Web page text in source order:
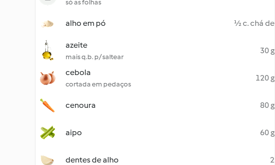
só as folhas
alho em pó ½ c. chá de
azeite
mais q.b. p/ saltear
30 g
cebola
cortada em pedaços
120 g
cenoura 80 g
aipo 60 g
dentes de alho 2